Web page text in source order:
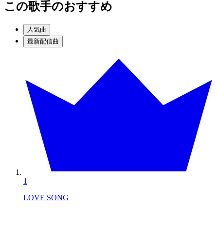
この歌手のおすすめ
人気曲
最新配信曲
1
LOVE SONG